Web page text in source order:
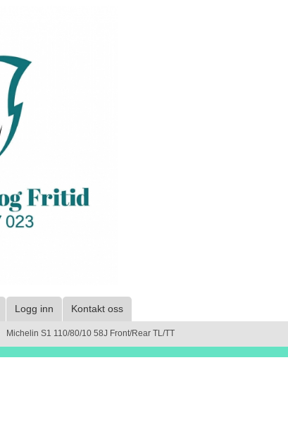
Logg inn Kontakt oss
Michelin S1 110/80/10 58J Front/Rear TL/TT